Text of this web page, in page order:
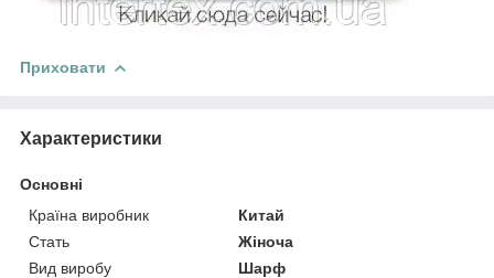
Приховати
Характеристики
Основні
Країна виробник
Китай
Стать
Жіноча
Вид виробу
Шарф